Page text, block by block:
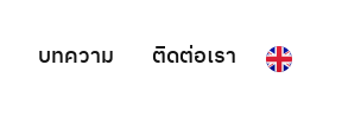
บทความ ติดต่อเรา